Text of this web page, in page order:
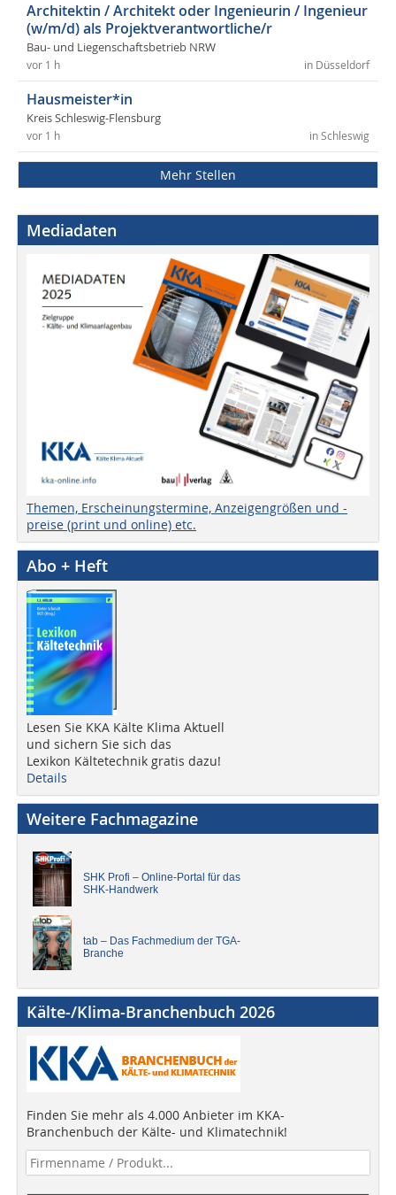
Architektin / Architekt oder Ingenieurin / Ingenieur
(w/m/d) als Projektverantwortliche/r
Bau- und Liegenschaftsbetrieb NRW
in Düsseldorf
vor 1 h
Hausmeister*in
Kreis Schleswig-Flensburg
in Schleswig
vor 1 h
Mehr Stellen
Mediadaten
Themen, Erscheinungstermine, Anzeigengrößen und -
preise (print und online) etc.
Abo + Heft
Lesen Sie KKA Kälte Klima Aktuell
und sichern Sie sich das
Lexikon Kältetechnik gratis dazu!
Details
Weitere Fachmagazine
SHK Profi – Online-Portal für das
SHK-Handwerk
tab – Das Fachmedium der TGA-
Branche
Kälte-/Klima-Branchenbuch 2026
Finden Sie mehr als 4.000 Anbieter im KKA-
Branchenbuch der Kälte- und Klimatechnik!